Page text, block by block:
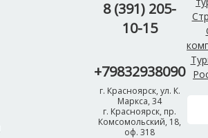
8 (391) 205-
10-15
+79832938090
г. Красноярск, ул. К.
Маркса, 34
г. Красноярск, пр.
Комсомольский, 18,
оф. 318